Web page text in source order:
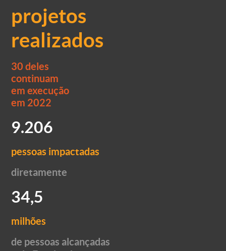
projetos
realizados
30 deles
continuam
em execução
em 2022
9.206
pessoas impactadas
diretamente
34,5
milhões
de pessoas alcançadas